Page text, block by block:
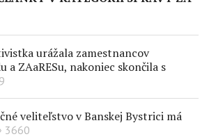
urážala zamestnancov
a ZAaRESu, nakoniec skončila s
veliteľstvo v Banskej Bystrici má
3660